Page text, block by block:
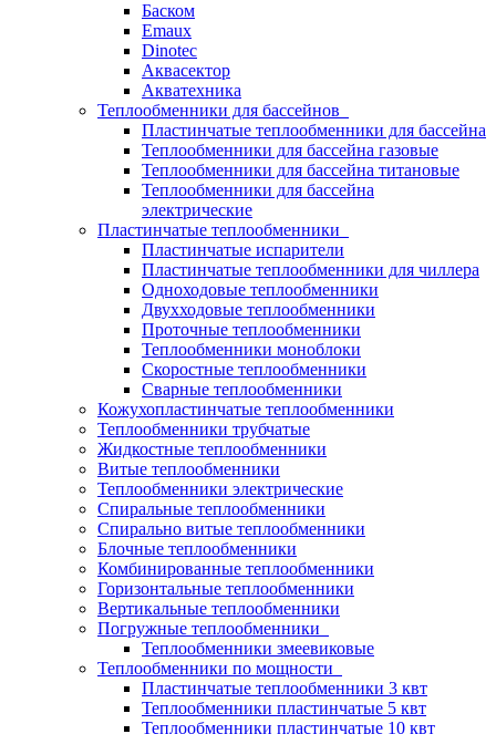
Баском
Emaux
Dinotec
Аквасектор
Акватехника
Теплообменники для бассейнов
Пластинчатые теплообменники для бассейна
Теплообменники для бассейна газовые
Теплообменники для бассейна титановые
Теплообменники для бассейна
электрические
Пластинчатые теплообменники
Пластинчатые испарители
Пластинчатые теплообменники для чиллера
Одноходовые теплообменники
Двухходовые теплообменники
Проточные теплообменники
Теплообменники моноблоки
Скоростные теплообменники
Сварные теплообменники
Кожухопластинчатые теплообменники
Теплообменники трубчатые
Жидкостные теплообменники
Витые теплообменники
Теплообменники электрические
Спиральные теплообменники
Спирально витые теплообменники
Блочные теплообменники
Комбинированные теплообменники
Горизонтальные теплообменники
Вертикальные теплообменники
Погружные теплообменники
Теплообменники змеевиковые
Теплообменники по мощности
Пластинчатые теплообменники 3 квт
Теплообменники пластинчатые 5 квт
Теплообменники пластинчатые 10 квт